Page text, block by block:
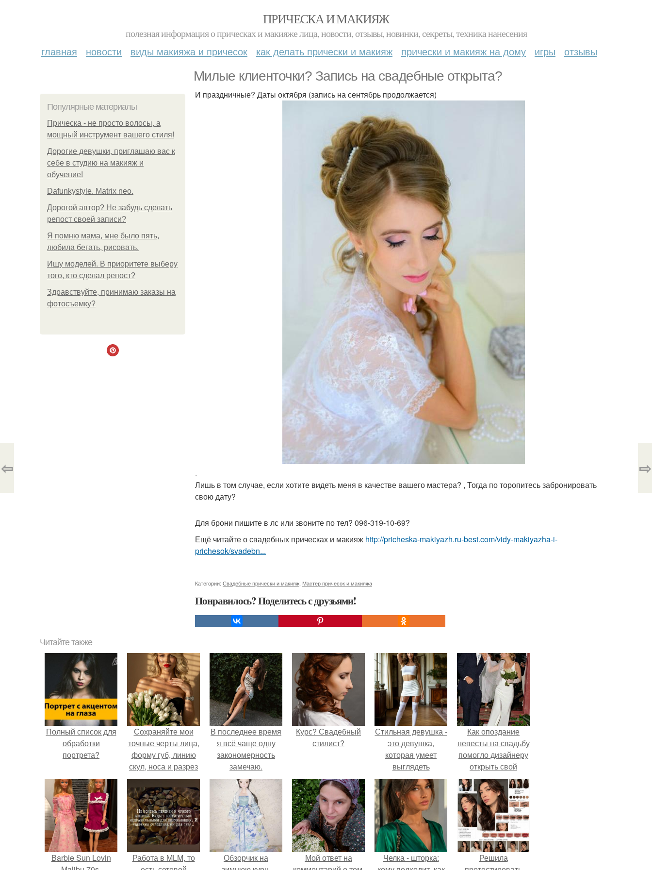
ПРИЧЕСКА И МАКИЯЖ
полезная информация о прическах и макияже лица, новости, отзывы, новинки, секреты, техника нанесения
главная новости виды макияжа и причесок как делать прически и макияж прически и макияж на дому игры отзывы
Милые клиенточки? Запись на свадебные открыта?
Популярные материалы
Прическа - не просто волосы, а
мощный инструмент вашего стиля!
Дорогие девушки, приглашаю вас к
себе в студию на макияж и
обучение!
Dafunkystyle. Matrix neo.
Дорогой автор? Не забудь сделать
репост своей записи?
Я помню мама, мне было пять,
любила бегать, рисовать.
Ищу моделей. В приоритете выберу
того, кто сделал репост?
Здравствуйте, принимаю заказы на
фотосъемку?
И праздничные? Даты октября (запись на сентябрь продолжается)
.
Лишь в том случае, если хотите видеть меня в качестве вашего мастера? , Тогда по торопитесь забронировать
свою дату?
Для брони пишите в лс или звоните по тел? 096-319-10-69?
Ещё читайте о свадебных прическах и макияж http://pricheska-makiyazh.ru-best.com/vidy-makiyazha-i-
prichesok/svadebn...
Категории: Свадебные прически и макияж Мастер причесок и макияжа
Понравилось? Поделитесь с друзьями!
⇦ ⇨
Читайте также
Полный список для
обработки
портрета?
Сохраняйте мои
точные черты лица,
форму губ, линию
скул, носа и разрез
глаз.
В последнее время
я всё чаще одну
закономерность
замечаю.
Курс? Свадебный
стилист?
Стильная девушка -
это девушка,
которая умеет
выглядеть
привлекательно и
элегантно в любои
ситуации.
Как опоздание
невесты на свадьбу
помогло дизайнеру
открыть свой
бренд.
Barbie Sun Lovin
Работа в MLM, то
Обзорчик на
Мой ответ на
Челка - шторка:
Решила